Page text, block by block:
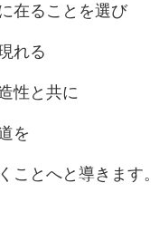
在ることを選び
れる
性と共に
を
ことへと導きます。